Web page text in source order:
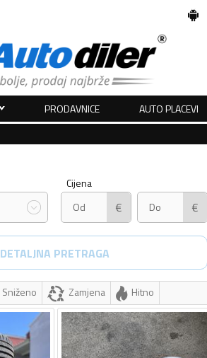
PRODAVNICE AUTO PLACEVI
Cijena
€ €
DETALJNA PRETRAGA
Sniženo Zamjena Hitno